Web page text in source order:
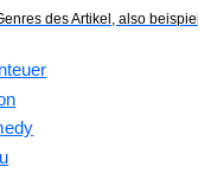
des Artikel, also